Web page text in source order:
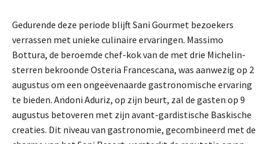
Gedurende deze periode blijft Sani Gourmet bezoekers
verrassen met unieke culinaire ervaringen. Massimo
Bottura, de beroemde chef-kok van de met drie Michelin-
sterren bekroonde Osteria Francescana, was aanwezig op 2
augustus om een ongeëvenaarde gastronomische ervaring
te bieden. Andoni Aduriz, op zijn beurt, zal de gasten op 9
augustus betoveren met zijn avant-gardistische Baskische
creaties. Dit niveau van gastronomie, gecombineerd met de